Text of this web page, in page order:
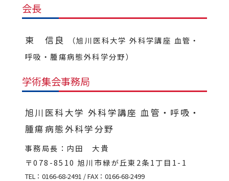
会長
東 信良
（旭川医科大学 外科学講座 血管・
呼吸・腫瘍病態外科学分野）
学術集会事務局
旭川医科大学 外科学講座 血管・呼吸・
腫瘍病態外科学分野
事務局長：内田 大貴
〒078-8510 旭川市緑が丘東2条1丁目1-1
TEL：0166-68-2491 / FAX：0166-68-2499